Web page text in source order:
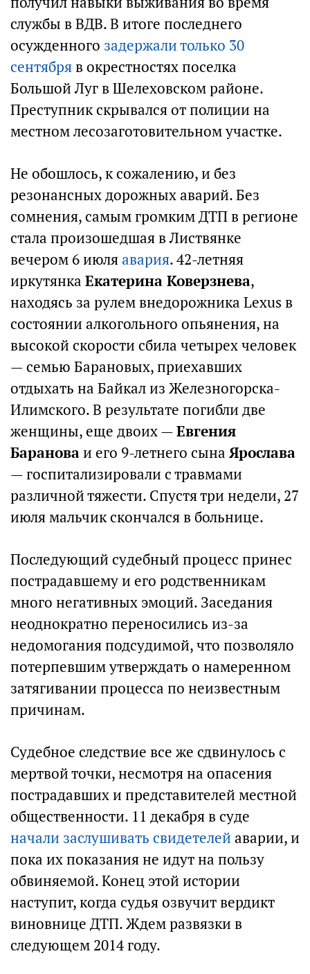
службы в ВДВ. В итоге последнего
осужденного задержали только 30
сентябряв окрестностях поселка
Большой Луг в Шелеховском районе.
Преступник скрывался от полиции на
местном лесозаготовительном участке.
Не обошлось, к сожалению, и без
резонансных дорожных аварий. Без
сомнения, самым громким ДТП в регионе
стала произошедшая в Листвянке
вечером 6 июляавария. 42-летняя
иркутянка Екатерина Коверзнева,
находясь за рулем внедорожника Lexus в
состоянии алкогольного опьянения, на
высокой скорости сбила четырех человек
— семью Барановых, приехавших
отдыхать на Байкал из Железногорска-
Илимского. В результате погибли две
женщины, еще двоих —Евгения
Барановаи его 9-летнего сына Ярослава
— госпитализировали с травмами
различной тяжести. Спустя три недели, 27
июля мальчик скончался в больнице.
Последующий судебный процесс принес
пострадавшему и его родственникам
много негативных эмоций. Заседания
неоднократно переносились из-за
недомогания подсудимой, что позволяло
потерпевшим утверждать о намеренном
затягивании процесса по неизвестным
причинам.
Судебное следствие все же сдвинулось с
мертвой точки, несмотря на опасения
пострадавших и представителей местной
общественности. 11 декабря в суде
начали заслушивать свидетелей аварии, и
пока их показания не идут на пользу
обвиняемой. Конец этой истории
наступит, когда судья озвучит вердикт
виновнице ДТП. Ждем развязки в
следующем 2014 году.